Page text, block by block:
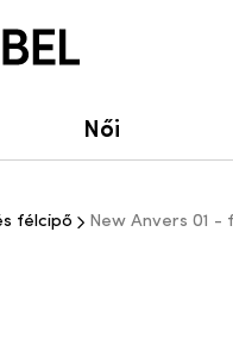
Női
félcipő New Anvers 01